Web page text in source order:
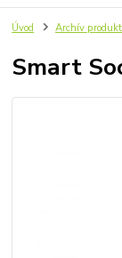
Úvod Archív
Smart